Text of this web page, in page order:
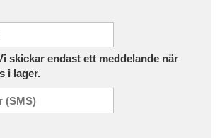
skickar endast ett meddelande när
i lager.